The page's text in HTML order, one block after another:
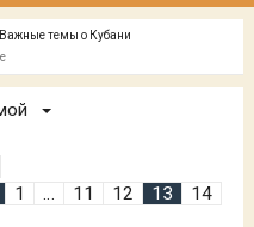
Важные темы о Кубани
1 … 11 12 13
14